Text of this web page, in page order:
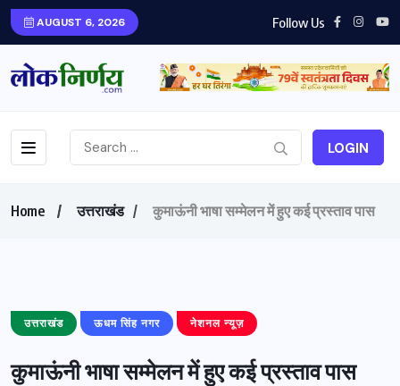
AUGUST 6, 2026 Follow Us
LOGIN
Home उत्तराखंड कुमाऊंनी भाषा सम्मेलन में हुए कई प्रस्ताव पास
उत्तराखंड ऊधम सिंह नगर नेशनल न्यूज़
कुमाऊंनी भाषा सम्मेलन में हुए कई प्रस्ताव पास